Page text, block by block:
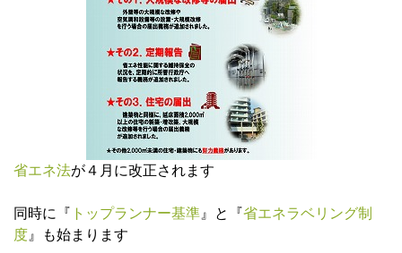
省エネ法が４月に改正されます
同時に『 トップランナー基準 』と『省エネラベリング制
度 』も始まります